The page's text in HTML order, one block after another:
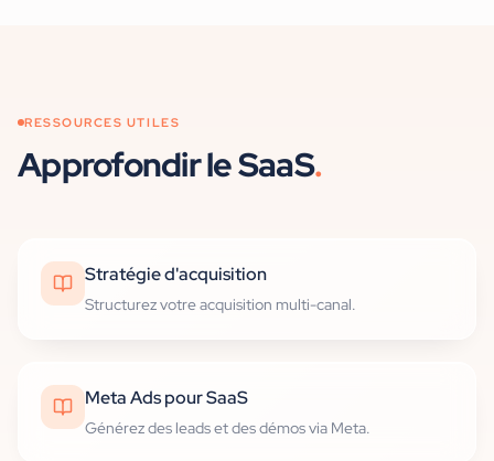
RESSOURCES UTILES
Approfondirle SaaS.
Stratégie d'acquisition
Structurez votre acquisition multi-canal.
Meta Ads pour SaaS
Générez des leads et des démos via Meta.